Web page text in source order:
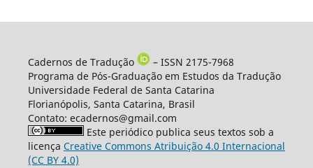
Cadernos de Tradução
– ISSN 2175-7968
Programa de Pós-Graduação em Estudos da Tradução
Universidade Federal de Santa Catarina
Florianópolis, Santa Catarina, Brasil
Contato: ecadernos@gmail.com
Este periódico publica seus textos sob a
licença Creative Commons Atribuição 4.0 Internacional
(CC BY 4.0)